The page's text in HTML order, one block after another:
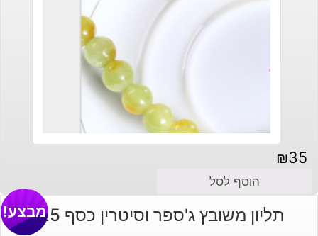
₪35
הוסף לסל
תליון משובץ ג'ספר וסיטרין כסף 925 מבצע!